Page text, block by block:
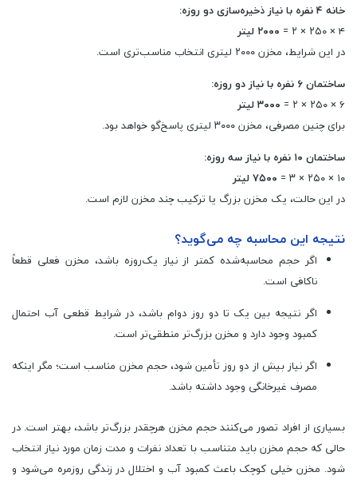
خانه ۴ نفره با نیاز ذخیره‌سازی دو روزه:
۴ × ۲۵۰ × ۲ =
۲۰۰۰ لیتر
در این شرایط، مخزن ۲۰۰۰ لیتری انتخاب مناسب‌تری است.
ساختمان ۶ نفره با نیاز دو روزه:
۶ × ۲۵۰ × ۲ =
۳۰۰۰ لیتر
برای چنین مصرفی، مخزن ۳۰۰۰ لیتری پاسخ‌گو خواهد بود.
ساختمان ۱۰ نفره با نیاز سه روزه:
۱۰ × ۲۵۰ × ۳ =
۷۵۰۰ لیتر
در این حالت، یک مخزن بزرگ یا ترکیب چند مخزن لازم است.
نتیجه این محاسبه چه می‌گوید؟
اگر حجم محاسبه‌شده کمتر از نیاز یک‌روزه باشد، مخزن فعلی قطعاً
ناکافی است.
اگر نتیجه بین یک تا دو روز دوام باشد، در شرایط قطعی آب احتمال
کمبود وجود دارد و مخزن بزرگ‌تر منطقی‌تر است.
اگر نیاز بیش از دو روز تأمین شود، حجم مخزن مناسب است؛ مگر اینکه
مصرف غیرخانگی وجود داشته باشد.
بسیاری از افراد تصور می‌کنند حجم مخزن هرچقدر بزرگ‌تر باشد، بهتر است. در
حالی که حجم مخزن باید متناسب با تعداد نفرات و مدت زمان مورد نیاز انتخاب
شود. مخزن خیلی کوچک باعث کمبود آب و اختلال در زندگی روزمره می‌شود و